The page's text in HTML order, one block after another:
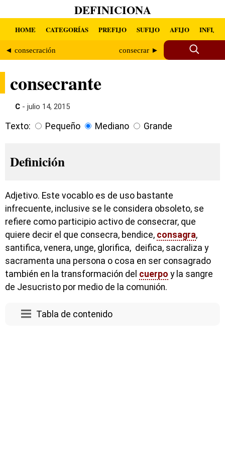
DEFINICIONA
HOME CATEGORÍAS PREFIJO SUFIJO AFIJO INFIJO
◄ consecración consecrar ►
consecrante
C - julio 14, 2015
Texto: Pequeño Mediano Grande
Definición
Adjetivo. Este vocablo es de uso bastante
infrecuente, inclusive se le considera obsoleto, se
refiere como participio activo de consecrar, que
quiere decir el que consecra, bendice, consagra,
santifica, venera, unge, glorifica, deifica, sacraliza y
sacramenta una persona o cosa en ser consagrado
también en la transformación del cuerpo y la sangre
de Jesucristo por medio de la comunión.
Tabla de contenido